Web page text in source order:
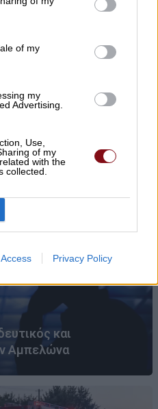
of my
my
Advertising.
Use,
of my
with the
collected.
Privacy Policy
αρχή κάνει πως δεν
εδώ και χρόνια
ποταμού
και
Αμπελώνα